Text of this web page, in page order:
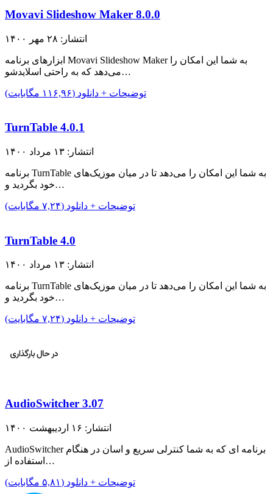
Movavi Slideshow Maker 8.0.0
انتشار: ۲۸ مهر ۱۴۰۰
ابزار‌های برنامه Movavi Slideshow Maker به شما این امکان را
می‌دهد که به راحتی اسلایدشو…
توضیحات + دانلود (۱۱۶,۹۶ مگابایت)
TurnTable 4.0.1
انتشار: ۱۳ مرداد ۱۴۰۰
برنامه TurnTable به شما این امکان را می‌دهد تا در میان موزیک‌های
خود بگردید و…
توضیحات + دانلود (۷,۲۴ مگابایت)
TurnTable 4.0
انتشار: ۱۳ مرداد ۱۴۰۰
برنامه TurnTable به شما این امکان را می‌دهد تا در میان موزیک‌های
خود بگردید و…
توضیحات + دانلود (۷,۲۴ مگابایت)
AudioSwitcher 3.07
انتشار: ۱۶ اردیبهشت ۱۴۰۰
AudioSwitcher برنامه ای که به شما کنترلی سریع و اسان در هنگام
استفاده از…
توضیحات + دانلود (۵,۸۱ مگابایت)